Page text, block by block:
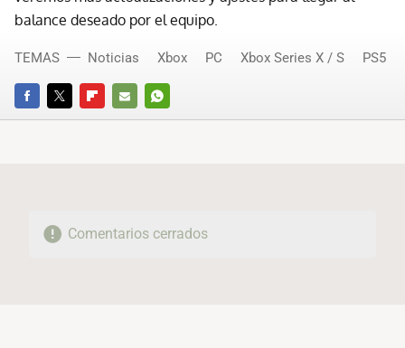
balance deseado por el equipo.
FACEBOOKTWITTERFLIPBOARD
E-
WHATSAPP
TEMAS Noticias Xbox PC Xbox Series X / S PS5
Comentarios cerrados